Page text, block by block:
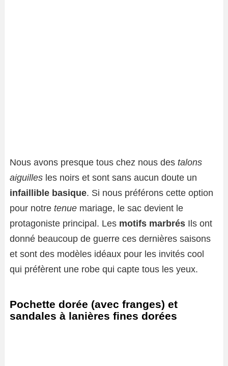
Nous avons presque tous chez nous des talons
aiguilles les noirs et sont sans aucun doute un
infaillible basique. Si nous préférons cette option
pour notre tenue mariage, le sac devient le
protagoniste principal. Les motifs marbrés Ils ont
donné beaucoup de guerre ces dernières saisons
et sont des modèles idéaux pour les invités cool
qui préfèrent une robe qui capte tous les yeux.
Pochette dorée (avec franges) et
sandales à lanières fines dorées